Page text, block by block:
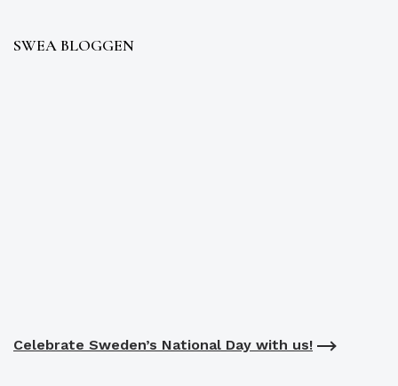
SWEA BLOGGEN
Celebrate Sweden’s National Day with us!